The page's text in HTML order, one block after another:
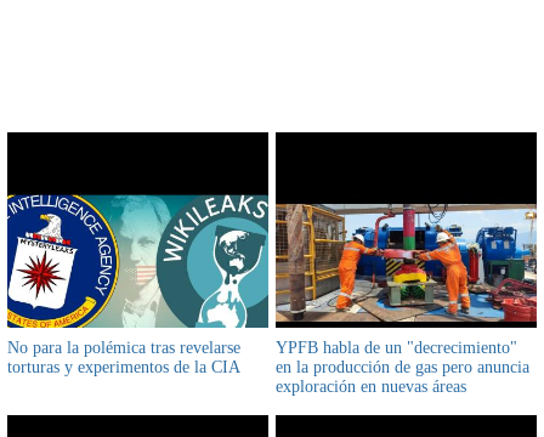
No para la polémica tras revelarse
torturas y experimentos de la CIA
YPFB habla de un "decrecimiento"
en la producción de gas pero anuncia
exploración en nuevas áreas